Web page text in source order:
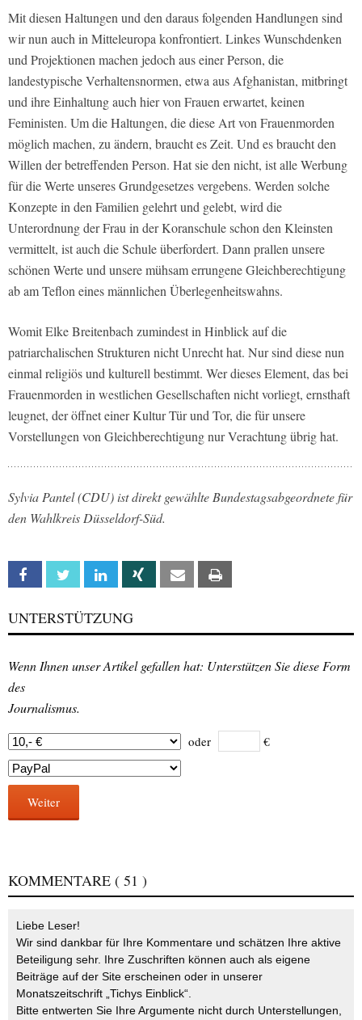
Mit diesen Haltungen und den daraus folgenden Handlungen sind
wir nun auch in Mitteleuropa konfrontiert. Linkes Wunschdenken
und Projektionen machen jedoch aus einer Person, die
landestypische Verhaltensnormen, etwa aus Afghanistan, mitbringt
und ihre Einhaltung auch hier von Frauen erwartet, keinen
Feministen. Um die Haltungen, die diese Art von Frauenmorden
möglich machen, zu ändern, braucht es Zeit. Und es braucht den
Willen der betreffenden Person. Hat sie den nicht, ist alle Werbung
für die Werte unseres Grundgesetzes vergebens. Werden solche
Konzepte in den Familien gelehrt und gelebt, wird die
Unterordnung der Frau in der Koranschule schon den Kleinsten
vermittelt, ist auch die Schule überfordert. Dann prallen unsere
schönen Werte und unsere mühsam errungene Gleichberechtigung
ab am Teflon eines männlichen Überlegenheitswahns.
Womit Elke Breitenbach zumindest in Hinblick auf die
patriarchalischen Strukturen nicht Unrecht hat. Nur sind diese nun
einmal religiös und kulturell bestimmt. Wer dieses Element, das bei
Frauenmorden in westlichen Gesellschaften nicht vorliegt, ernsthaft
leugnet, der öffnet einer Kultur Tür und Tor, die für unsere
Vorstellungen von Gleichberechtigung nur Verachtung übrig hat.
Sylvia Pantel (CDU) ist direkt gewählte Bundestagsabgeordnete für
den Wahlkreis Düsseldorf-Süd.
Facebook Twitter Linkedin Xing Email
UNTERSTÜTZUNG
Wenn Ihnen unser Artikel gefallen hat: Unterstützen Sie diese Form
des
Journalismus.
oder €
Weiter
KOMMENTARE ( 51 )
Liebe Leser!
Wir sind dankbar für Ihre Kommentare und schätzen Ihre aktive
Beteiligung sehr. Ihre Zuschriften können auch als eigene
Beiträge auf der Site erscheinen oder in unserer
Monatszeitschrift „Tichys Einblick“.
Bitte entwerten Sie Ihre Argumente nicht durch Unterstellungen,